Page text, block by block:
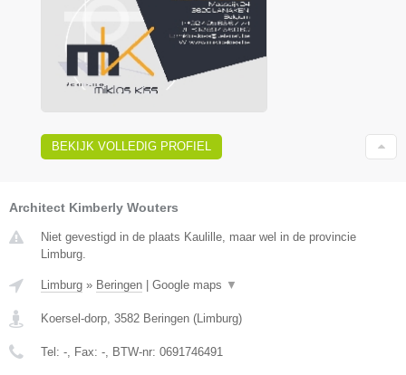
BEKIJK VOLLEDIG PROFIEL
Architect Kimberly Wouters
Niet gevestigd in de plaats Kaulille, maar wel in de provincie
Limburg.
Limburg » Beringen Google maps ▼
Koersel-dorp, 3582 Beringen (Limburg)
Tel: -, Fax: -, BTW-nr: 0691746491